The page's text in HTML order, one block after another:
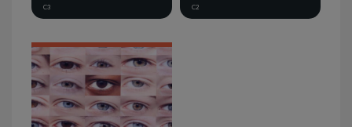
C3 C2